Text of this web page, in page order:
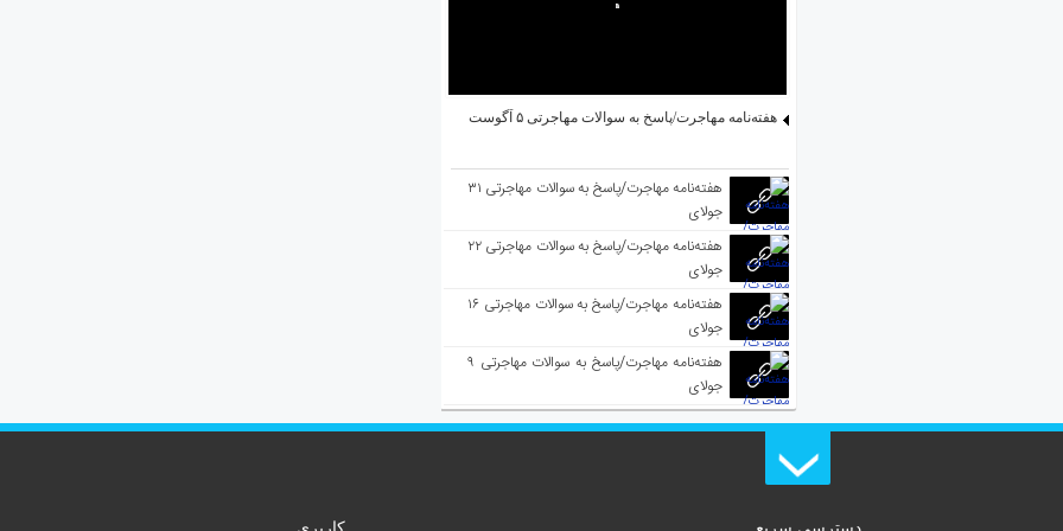
هفته‌نامه مهاجرت/پاسخ به سوالات مهاجرتی ۵ آگوست
هفته‌نامه مهاجرت/پاسخ به سوالات مهاجرتی ۳۱
جولای
هفته‌نامه مهاجرت/پاسخ به سوالات مهاجرتی ۲۲
جولای
هفته‌نامه مهاجرت/پاسخ به سوالات مهاجرتی ۱۶
جولای
هفته‌نامه مهاجرت/پاسخ به سوالات مهاجرتی ۹
جولای